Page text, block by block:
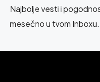
Najbolje vesti i
mesečno u tvom Inboxu.